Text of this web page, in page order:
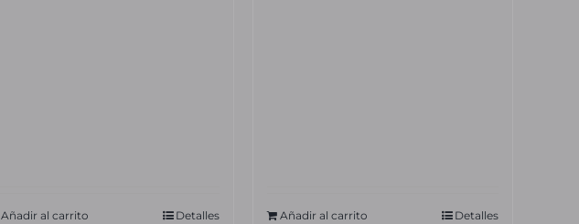
Añadir al carrito Detalles Añadir al carrito Detalles